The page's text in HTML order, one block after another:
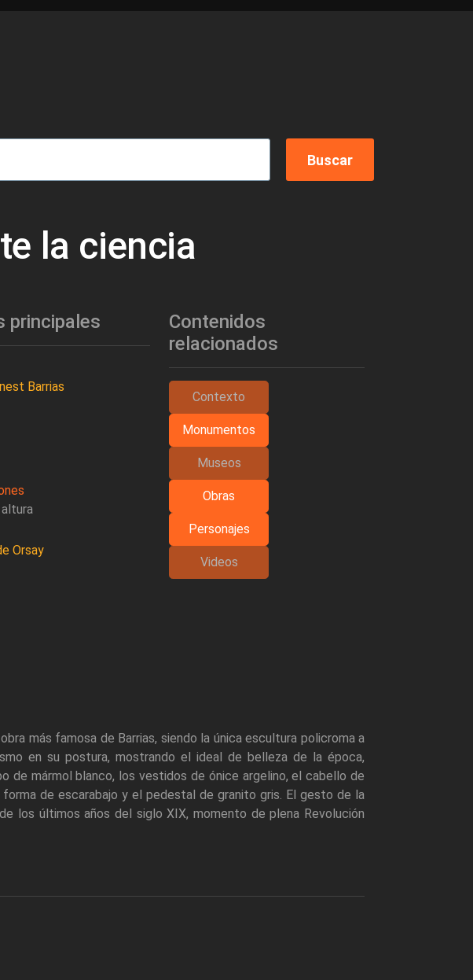
la ciencia
principales
Barrias
Orsay
Contenidos
relacionados
Contexto
Monumentos
Museos
Obras
Personajes
Videos
más famosa de Barrias, siendo la única escultura policroma a
en su postura, mostrando el ideal de belleza de la época,
de mármol blanco, los vestidos de ónice argelino, el cabello de
de escarabajo y el pedestal de granito gris. El gesto de la
los últimos años del siglo XIX, momento de plena Revolución